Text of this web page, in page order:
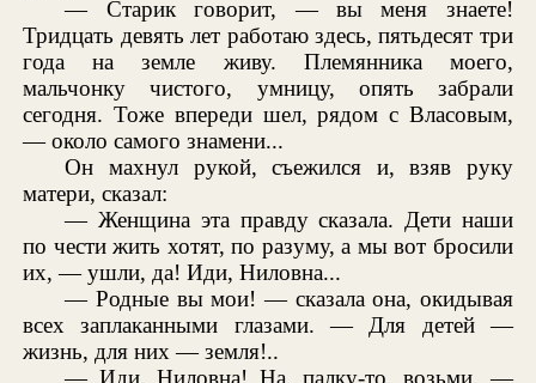
— Старик говорит, — вы меня знаете!
Тридцать девять лет работаю здесь, пятьдесят три
года на земле живу. Племянника моего,
мальчонку чистого, умницу, опять забрали
сегодня. Тоже впереди шел, рядом с Власовым,
— около самого знамени...
Он махнул рукой, съежился и, взяв руку
матери, сказал:
— Женщина эта правду сказала. Дети наши
по чести жить хотят, по разуму, а мы вот бросили
их, — ушли, да! Иди, Ниловна...
— Родные вы мои! — сказала она, окидывая
всех заплаканными глазами. — Для детей —
жизнь, для них — земля!..
— Иди, Ниловна! На, палку-то, возьми, —